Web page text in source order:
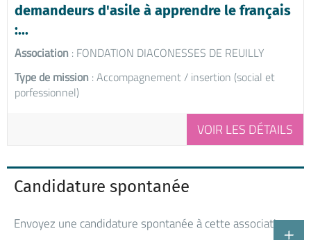
demandeurs d'asile à apprendre le français
:...
Association : FONDATION DIACONESSES DE REUILLY
Type de mission : Accompagnement / insertion (social et
porfessionnel)
VOIR LES DÉTAILS
Candidature spontanée
Envoyez une candidature spontanée à cette association